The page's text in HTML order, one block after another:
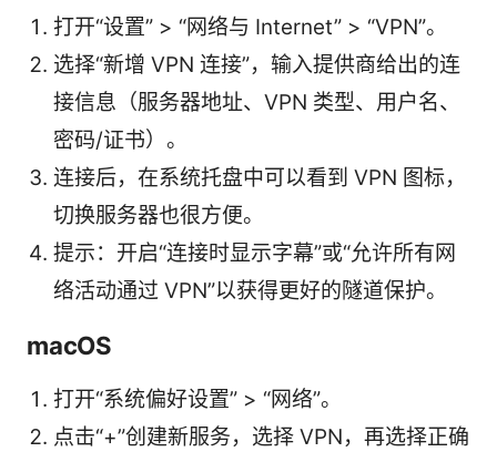
打开“设置” > “网络与 Internet” > “VPN”。
选择“新增 VPN 连接”，输入提供商给出的连
接信息（服务器地址、VPN 类型、用户名、
密码/证书）。
连接后，在系统托盘中可以看到 VPN 图标，
切换服务器也很方便。
提示：开启“连接时显示字幕”或“允许所有网
络活动通过 VPN”以获得更好的隧道保护。
macOS
打开“系统偏好设置” > “网络”。
点击“+”创建新服务，选择 VPN，再选择正确